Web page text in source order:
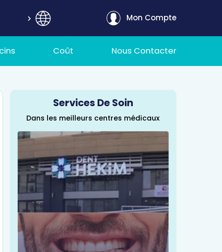
Mon Compte
Coût Nous Contacter
Services De Soin
Dans les meilleurs centres médicaux